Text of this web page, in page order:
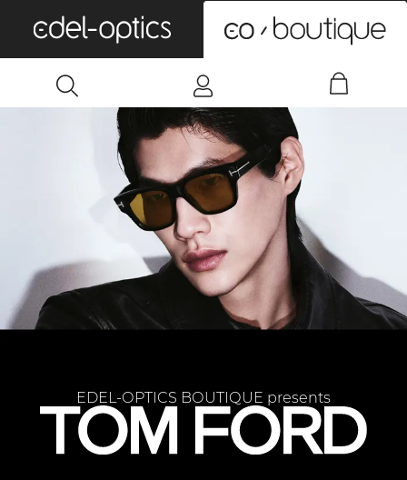
EDEL-OPTICS BOUTIQUE presents